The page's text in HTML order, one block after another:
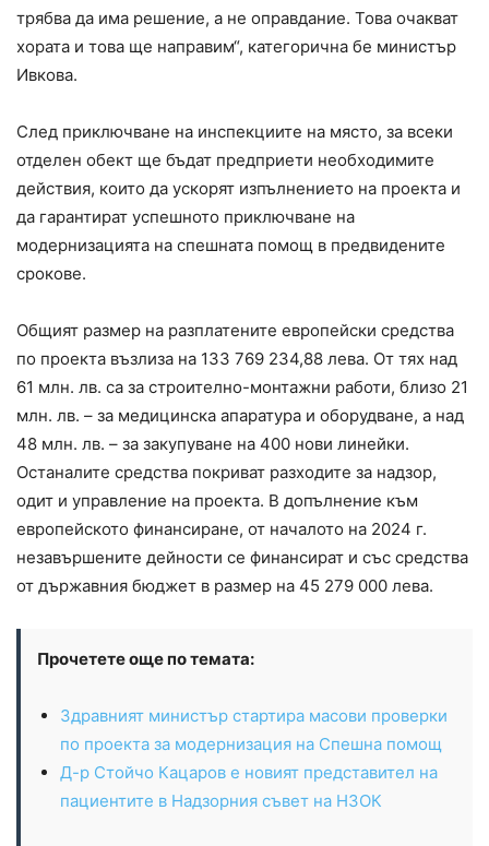
трябва да има решение, а не оправдание. Това очакват
хората и това ще направим“, категорична бе министър
Ивкова.
След приключване на инспекциите на място, за всеки
отделен обект ще бъдат предприети необходимите
действия, които да ускорят изпълнението на проекта и
да гарантират успешното приключване на
модернизацията на спешната помощ в предвидените
срокове.
Общият размер на разплатените европейски средства
по проекта възлиза на 133 769 234,88 лева. От тях над
61 млн. лв. са за строително-монтажни работи, близо 21
млн. лв. – за медицинска апаратура и оборудване, а над
48 млн. лв. – за закупуване на 400 нови линейки.
Останалите средства покриват разходите за надзор,
одит и управление на проекта. В допълнение към
европейското финансиране, от началото на 2024 г.
незавършените дейности се финансират и със средства
от държавния бюджет в размер на 45 279 000 лева.
Прочетете още по темата:
Здравният министър стартира масови проверки
по проекта за модернизация на Спешна помощ
Д-р Стойчо Кацаров е новият представител на
пациентите в Надзорния съвет на НЗОК